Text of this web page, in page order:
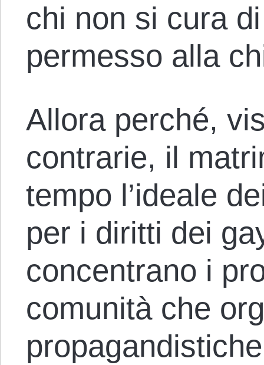
chi non si cura
permesso alla
Allora perché,
contrarie, il
tempo l’ideale
per i diritti dei
concentrano i
comunità che